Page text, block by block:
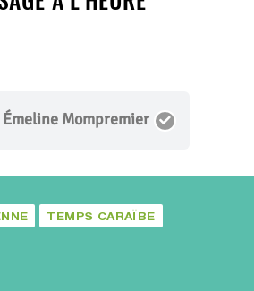
Émeline Mompremier
TEMPS CARAÏBE